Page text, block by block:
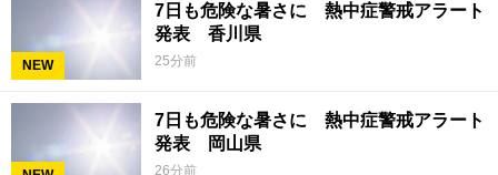
NEW
7日も危険な暑さに 熱中症警戒アラート
発表 香川県
25分前
7日も危険な暑さに 熱中症警戒アラート
発表 岡山県
26分前